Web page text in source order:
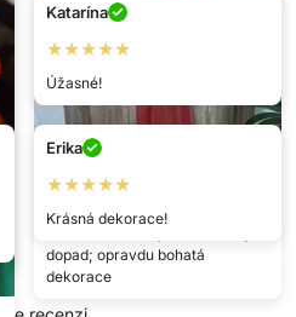
Wanda
★★★★★
dopad; opravdu bohatá
dekorace
Katarína
★★★★★
Úžasné!
Erika
★★★★★
Krásná dekorace!